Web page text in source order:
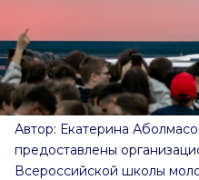
Автор: Екатерина
предоставлены
Всероссийской школы